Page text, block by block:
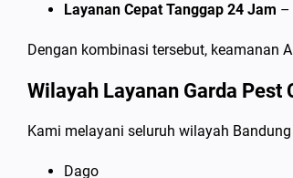
Layanan Cepat Tanggap 24 Jam –
Dengan kombinasi tersebut, keamanan
Wilayah Layanan Garda Pest
Kami melayani seluruh wilayah
Dago